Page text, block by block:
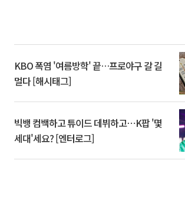
KBO 폭염 '여름방학' 끝…프로야구 갈 길
멀다 [해시태그]
빅뱅 컴백하고 튜이드 데뷔하고⋯K팝 '몇
세대'세요? [엔터로그]